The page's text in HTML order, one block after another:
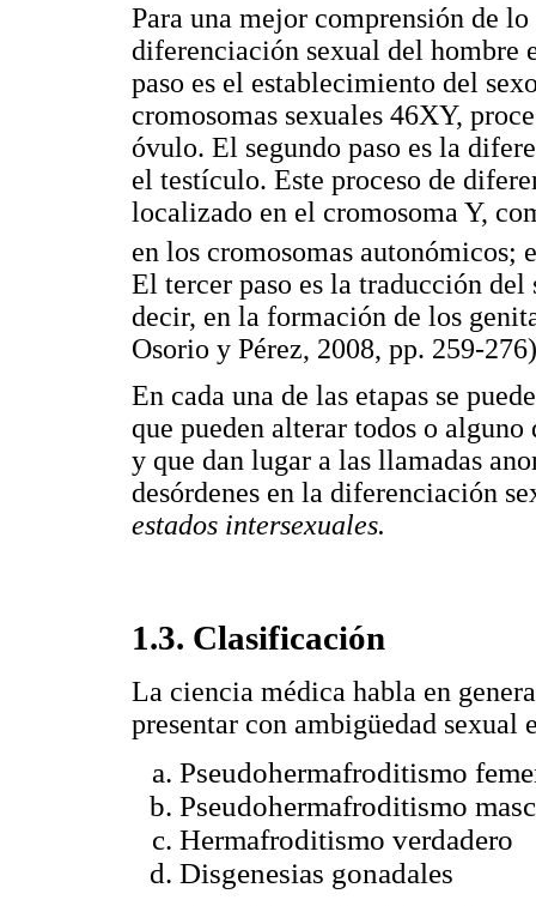
Para una mejor comprensión de
diferenciación sexual del hombre
paso es el establecimiento del
cromosomas sexuales 46XY,
óvulo. El segundo paso es la
el testículo. Este proceso de
localizado en el cromosoma Y,
en los cromosomas autonómicos;
El tercer paso es la traducción
decir, en la formación de los
Osorio y Pérez, 2008, pp. 259-
En cada una de las etapas se
que pueden alterar todos o
y que dan lugar a las llamadas
desórdenes en la diferenciación
estados intersexuales.
1.3. Clasificación
La ciencia médica habla en
presentar con ambigüedad sexual
Pseudohermafroditismo
Pseudohermafroditismo
Hermafroditismo verdadero
Disgenesias gonadales